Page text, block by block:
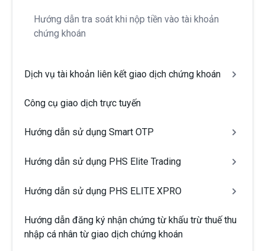
Hướng dẫn tra soát khi nộp tiền vào tài khoản
chứng khoán
Dịch vụ tài khoản liên kết giao dịch chứng khoán
Công cụ giao dịch trực tuyến
Hướng dẫn sử dụng Smart OTP
Hướng dẫn sử dụng PHS Elite Trading
Hướng dẫn sử dụng PHS ELITE XPRO
Hướng dẫn đăng ký nhận chứng từ khấu trừ thuế thu
nhập cá nhân từ giao dịch chứng khoán